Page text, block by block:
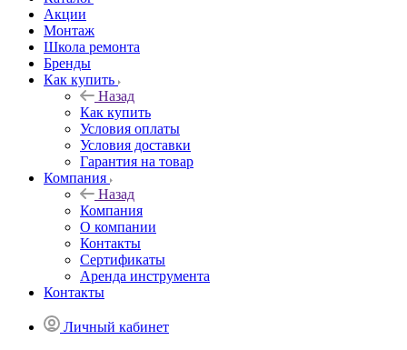
Акции
Монтаж
Школа ремонта
Бренды
Как купить
Назад
Как купить
Условия оплаты
Условия доставки
Гарантия на товар
Компания
Назад
Компания
О компании
Контакты
Сертификаты
Аренда инструмента
Контакты
Личный кабинет